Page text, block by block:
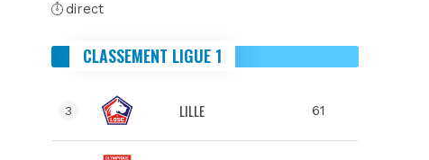
direct
CLASSEMENT LIGUE 1
3 LILLE 61